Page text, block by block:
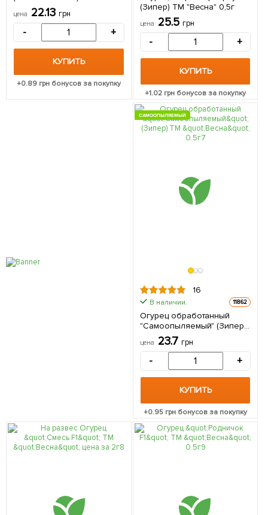
"Весна" 2г
цена 22.13 грн
- +
КУПИТЬ
+0.89 грн бонусов за покупку
(Зипер) ТМ "Весна" 0,5г
цена 25.5 грн
- +
КУПИТЬ
+1.02 грн бонусов за покупку
САМООПЫЛЯЕМЫЙ
16
В наличии. 11862
Огурец обработанный
"Самоопыляемый" (Зипер)
ТМ "Весна" 0.5г
(самоопыляемый)
цена 23.7 грн
- +
КУПИТЬ
+0.95 грн бонусов за покупку